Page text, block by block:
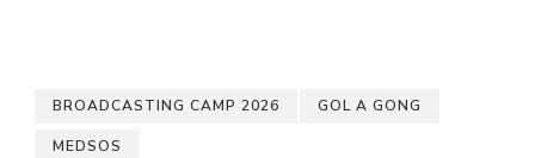
BROADCASTING CAMP 2026 GOL A GONG
MEDSOS